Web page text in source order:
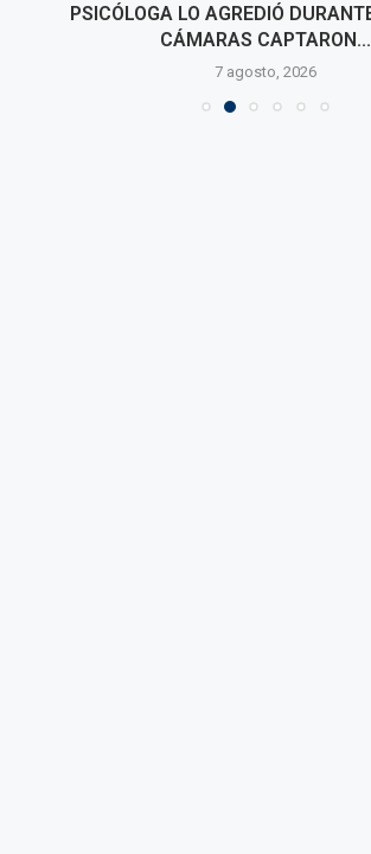
PSICÓLOGA LO AGREDIÓ
CÁMARAS CAPTARON...
7 agosto, 2026